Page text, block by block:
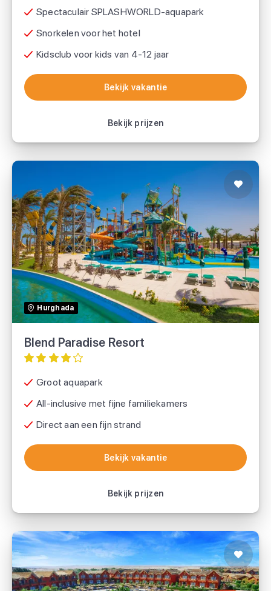
Spectaculair SPLASHWORLD-aquapark
Snorkelen voor het hotel
Kidsclub voor kids van 4-12 jaar
Bekijk vakantie
Bekijk prijzen
Bekijk vakantie
Hurghada
Blend Paradise Resort
Groot aquapark
All-inclusive met fijne familiekamers
Direct aan een fijn strand
Bekijk vakantie
Bekijk prijzen
Blend Paradise Resort
Sunweb
Bekijk vakantie